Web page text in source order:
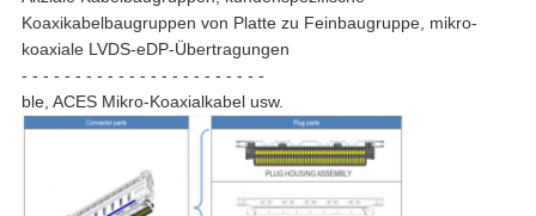
Koaxikabelbaugruppen von Platte zu Feinbaugruppe, mikro-
koaxiale LVDS-eDP-Übertragungen
- - - - - - - - - - - - - - - - - - - - - - -
ble, ACES Mikro-Koaxialkabel usw.